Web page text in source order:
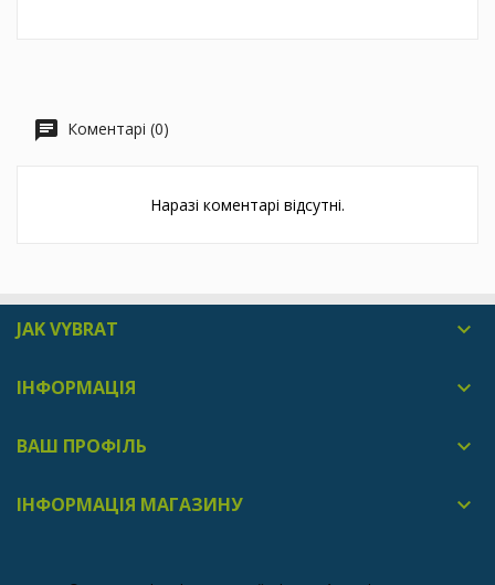
Коментарі (0)
Наразі коментарі відсутні.
JAK VYBRAT 
ІНФОРМАЦІЯ 
ВАШ ПРОФІЛЬ 
ІНФОРМАЦІЯ МАГАЗИНУ 